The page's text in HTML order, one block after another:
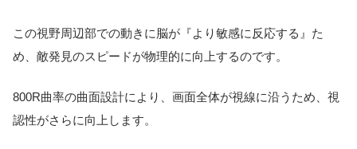
この視野周辺部での動きに脳が『より敏感に反応する』た
め、敵発見のスピードが物理的に向上するのです。
800R曲率の曲面設計により、画面全体が視線に沿うため、視
認性がさらに向上します。